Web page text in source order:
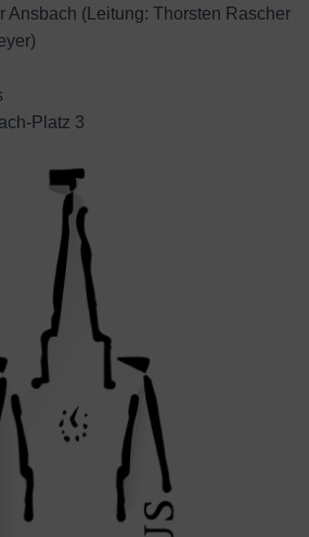
Ansbach (Leitung: Thorsten Rascher
Platz 3